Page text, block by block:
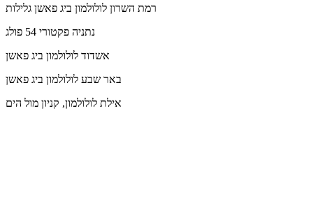
רמת השרון לולולמון ביג פאשן גלילות
נתניה פקטורי 54 פולג
אשדוד לולולמון ביג פאשן
באר שבע לולולמון ביג פאשן
אילת לולולמון, קניון מול הים